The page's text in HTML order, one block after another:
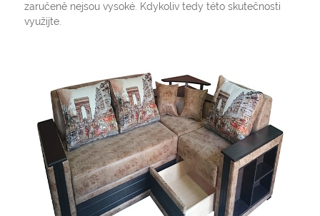
zaručeně nejsou vysoké. Kdykoliv tedy této skutečnosti
využijte.